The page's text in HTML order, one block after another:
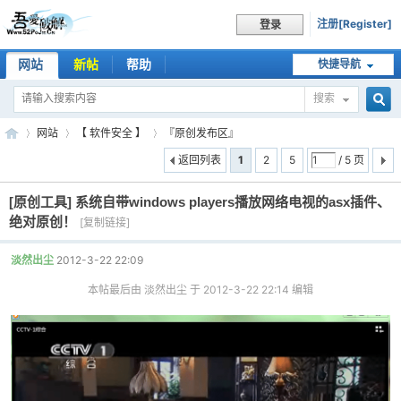
登录 注册[Register]
快捷导航
网站 新帖 帮助
搜索
索
吾 »
网站
›
【 软件安全 】
›
『原创发布区』
1
2 5 / 5 页
返回列表
[原创工具] 系统自带windows players播放网络电视的asx插件、
绝对原创！
[复制链接]
淡然出尘 2012-3-22 22:09
本帖最后由 淡然出尘 于 2012-3-22 22:14 编辑